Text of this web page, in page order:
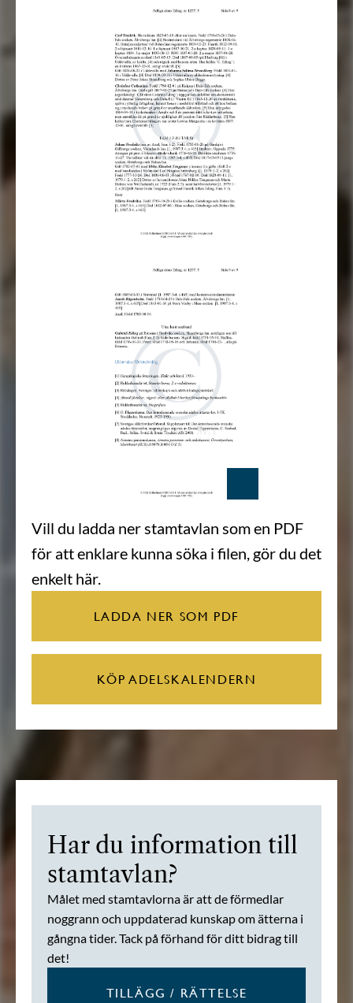
Vill du ladda ner stamtavlan som en PDF
för att enklare kunna söka i filen, gör du det
enkelt här.
LADDA NER SOM PDF
KÖP ADELSKALENDERN
Har du information till
stamtavlan?
Målet med stamtavlorna är att de förmedlar
noggrann och uppdaterad kunskap om ätterna i
gångna tider. Tack på förhand för ditt bidrag till
det!
TILLÄGG / RÄTTELSE